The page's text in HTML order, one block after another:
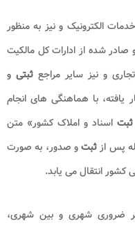
الکترونیک و نیز به منظور
صادر شده از ادارات کل مالکیت
و نیز سایر مراجع ثبتی و
با هماهنگی های انجام
ثبت اسناد و املاک کشور» متن
پس ازثبتو صدور، به صورت
کشور انتقال می یابد.
ضروری شهری و بین شهری،